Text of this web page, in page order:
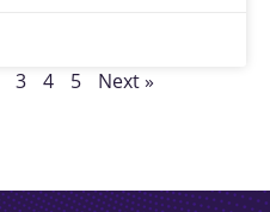
3 4 5 Next »